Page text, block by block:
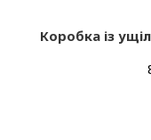
Коробка із